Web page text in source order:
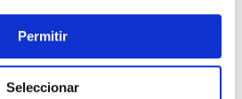
Permitir
Seleccionar